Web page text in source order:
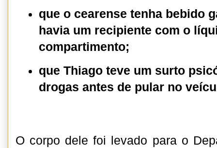
que o cearense tenha bebido
havia um recipiente com o
compartimento;
que Thiago teve um surto
drogas antes de pular no
O corpo dele foi levado para o